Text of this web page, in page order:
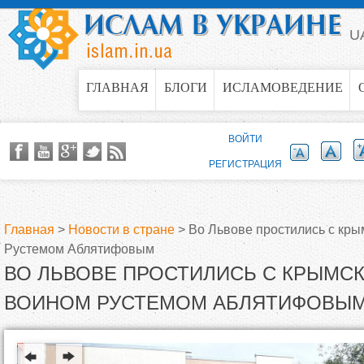
Jump to navigation
ГЛАВНАЯ БЛОГИ ИСЛАМОВЕДЕНИЕ
В
ы
з
Главная > Новости в стране > Во Львове простились с
Рустемом Аблятифовым
ВО ЛЬВОВЕ ПРОСТИЛИСЬ С
ВОИНОМ РУСТЕМОМ
ВОЙТИ
РЕГИСТРАЦИЯ